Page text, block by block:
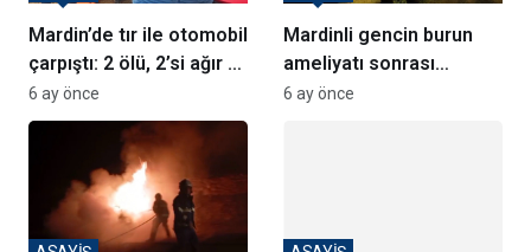
Mardin’de tır ile otomobil
çarpıştı: 2 ölü, 2’si ağır 3
yaralı
6 ay önce
Mardinli gencin burun
ameliyatı sonrası
hayatını kaybettiği
6 ay önce